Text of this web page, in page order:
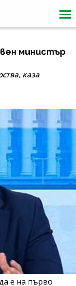
министър
каза
е на първо